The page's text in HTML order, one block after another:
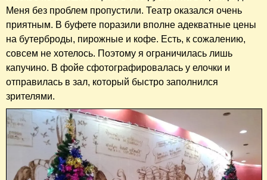
Меня без проблем пропустили. Театр оказался очень
приятным. В буфете поразили вполне адекватные цены
на бутерброды, пирожные и кофе. Есть, к сожалению,
совсем не хотелось. Поэтому я ограничилась лишь
капучино. В фойе сфотографировалась у елочки и
отправилась в зал, который быстро заполнился
зрителями.